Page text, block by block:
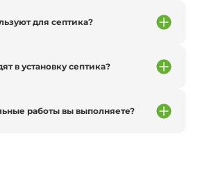
для септика?
в установку септика?
работы вы выполняете?